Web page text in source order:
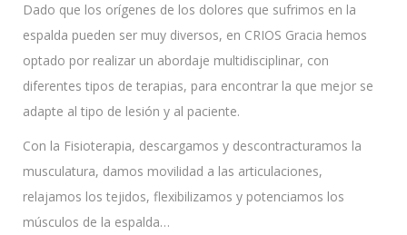
Dado que los orígenes de los dolores que sufrimos en la
espalda pueden ser muy diversos, en CRIOS Gracia hemos
optado por realizar un abordaje multidisciplinar, con
diferentes tipos de terapias, para encontrar la que mejor se
adapte al tipo de lesión y al paciente.
Con la Fisioterapia, descargamos y descontracturamos la
musculatura, damos movilidad a las articulaciones,
relajamos los tejidos, flexibilizamos y potenciamos los
músculos de la espalda…